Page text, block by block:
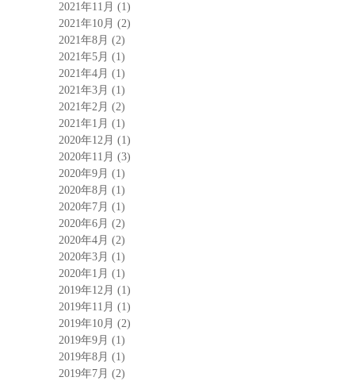
2021年11月 (1)
2021年10月 (2)
2021年8月 (2)
2021年5月 (1)
2021年4月 (1)
2021年3月 (1)
2021年2月 (2)
2021年1月 (1)
2020年12月 (1)
2020年11月 (3)
2020年9月 (1)
2020年8月 (1)
2020年7月 (1)
2020年6月 (2)
2020年4月 (2)
2020年3月 (1)
2020年1月 (1)
2019年12月 (1)
2019年11月 (1)
2019年10月 (2)
2019年9月 (1)
2019年8月 (1)
2019年7月 (2)